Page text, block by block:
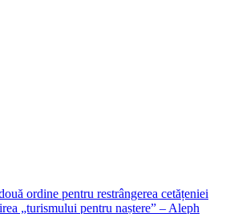
ordine pentru restrângerea cetățeniei
„turismului pentru naștere” – Aleph